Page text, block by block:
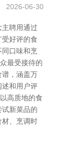
2026-06-30
聘用通过
好评的食
同口味和烹
最受接待的
谱，涵盖万
述和用户评
高质地的食
新菜品的
材、烹调时